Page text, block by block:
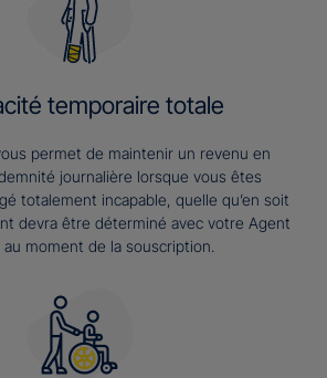
temporaire totale
permet de maintenir un revenu en
journalière lorsque vous êtes
totalement incapable, quelle qu’en soit
devra être déterminé avec votre Agent
au moment de la souscription.